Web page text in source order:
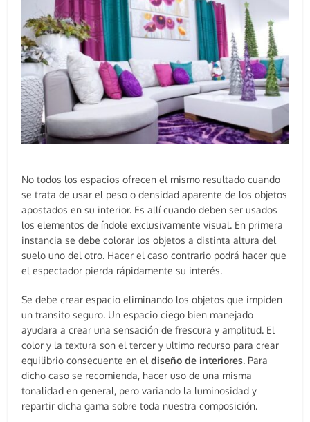
No todos los espacios ofrecen el mismo resultado cuando
se trata de usar el peso o densidad aparente de los objetos
apostados en su interior. Es allí cuando deben ser usados
los elementos de índole exclusivamente visual. En primera
instancia se debe colorar los objetos a distinta altura del
suelo uno del otro. Hacer el caso contrario podrá hacer que
el espectador pierda rápidamente su interés.
Se debe crear espacio eliminando los objetos que impiden
un transito seguro. Un espacio ciego bien manejado
ayudara a crear una sensación de frescura y amplitud. El
color y la textura son el tercer y ultimo recurso para crear
equilibrio consecuente en eldiseño de interiores. Para
dicho caso se recomienda, hacer uso de una misma
tonalidad en general, pero variando la luminosidad y
repartir dicha gama sobre toda nuestra composición.